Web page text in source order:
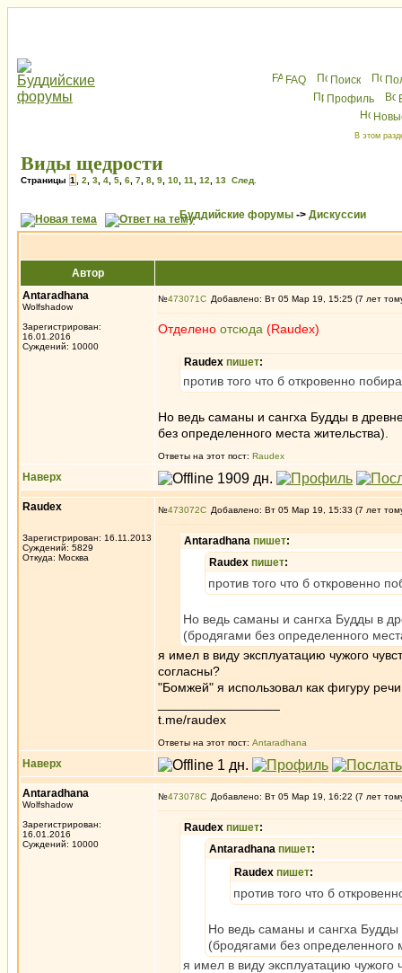
FAQ Поиск
Профиль
В этом
Виды щедрости
Страницы 1 2 3 4 5 6 7 8 9 10 11 12 13 След.
Буддийские форумы -> Дискуссии
Автор
Antaradhana
Wolfshadow
Зарегистрирован:
16.01.2016
Суждений: 10000
№473071 Добавлено: Вт 05 Мар 19, 15:25 (7 лет
Отделено отсюда (Raudex)
Raudex пишет:
против того что б откровенно
Но ведь саманы и сангха Будды в
без определенного места жительства).
Ответы на этот пост: Raudex
Наверх
Raudex
Зарегистрирован: 16.11.2013
Суждений: 5829
Откуда: Москва
№473072 Добавлено: Вт 05 Мар 19, 15:33 (7 лет
Antaradhana пишет:
Raudex пишет:
против того что б откровенно
Но ведь саманы и сангха Будды в
(бродягами без определенного
я имел в виду эксплуатацию чужого
согласны?
"Бомжей" я использовал как фигуру
t.me/raudex
Ответы на этот пост: Antaradhana
Наверх
Antaradhana
Wolfshadow
Зарегистрирован:
16.01.2016
Суждений: 10000
№473078 Добавлено: Вт 05 Мар 19, 16:22 (7 лет
Raudex пишет:
Antaradhana пишет:
Raudex пишет:
против того что б
Но ведь саманы и сангха
(бродягами без определенного
я имел в виду эксплуатацию чужого